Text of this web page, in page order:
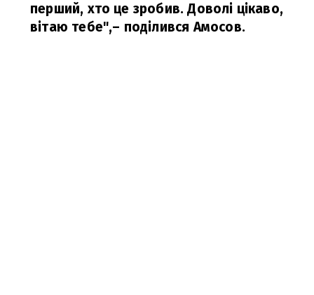
перший, хто це зробив. Доволі цікаво,
вітаю тебе",– поділився Амосов.